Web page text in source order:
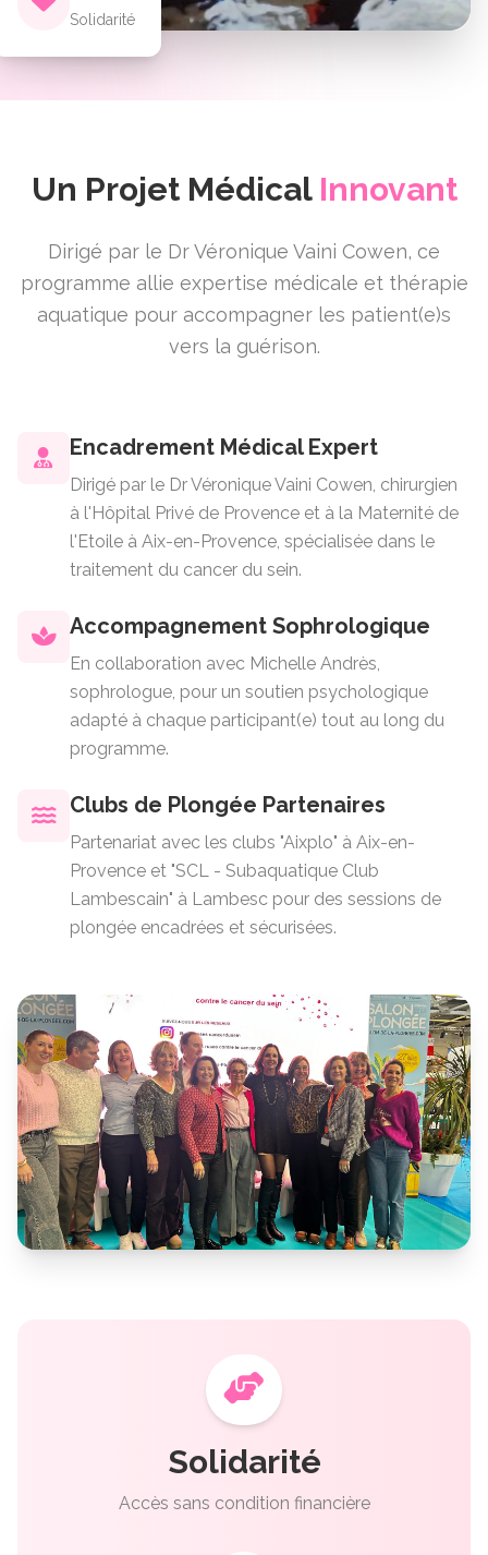
Solidarité
Un Projet Médical Innovant
Dirigé par le Dr Véronique Vaini Cowen, ce
programme allie expertise médicale et thérapie
aquatique pour accompagner les patient(e)s
vers la guérison.
Encadrement Médical Expert
Dirigé par le Dr Véronique Vaini Cowen, chirurgien
à l'Hôpital Privé de Provence et à la Maternité de
l'Etoile à Aix-en-Provence, spécialisée dans le
traitement du cancer du sein.
Accompagnement Sophrologique
En collaboration avec Michelle Andrès,
sophrologue, pour un soutien psychologique
adapté à chaque participant(e) tout au long du
programme.
Clubs de Plongée Partenaires
Partenariat avec les clubs "Aixplo" à Aix-en-
Provence et "SCL - Subaquatique Club
Lambescain" à Lambesc pour des sessions de
plongée encadrées et sécurisées.
Solidarité
Accès sans condition financière